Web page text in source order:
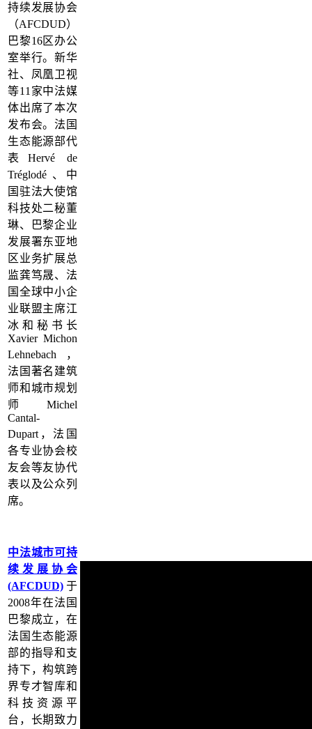
持续发展协会
（AFCDUD）
巴黎16区办公
室举行。新华
社、凤凰卫视
等11家中法媒
体出席了本次
发布会。法国
生态能源部代
表Hervé de
Tréglodé 、中
国驻法大使馆
科技处二秘董
琳、巴黎企业
发展署东亚地
区业务扩展总
监龚笃晟、法
国全球中小企
业联盟主席江
冰和秘书长
Xavier Michon
Lehnebach，
法国著名建筑
师和城市规划
师Michel
Cantal-
Dupart，法国
各专业协会校
友会等友协代
表以及公众列
席。
中法城市可持
续发展协会
(AFCDUD) 于
2008年在法国
巴黎成立，在
法国生态能源
部的指导和支
持下，构筑跨
界专才智库和
科技资源平
台，长期致力